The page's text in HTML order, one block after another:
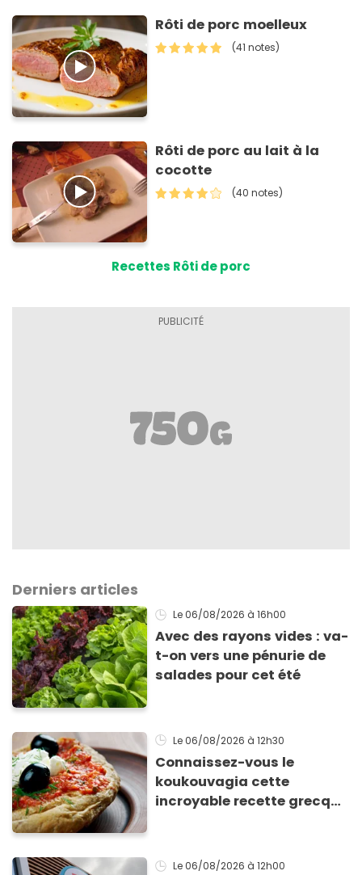
Rôti de porc moelleux
(41 notes)
Rôti de porc au lait à la
cocotte
(40 notes)
Recettes Rôti de porc
Derniers articles
Le 06/08/2026 à 16h00
Avec des rayons vides : va-
t-on vers une pénurie de
salades pour cet été
Le 06/08/2026 à 12h30
Connaissez-vous le
koukouvagia cette
incroyable recette grecque
Le 06/08/2026 à 12h00